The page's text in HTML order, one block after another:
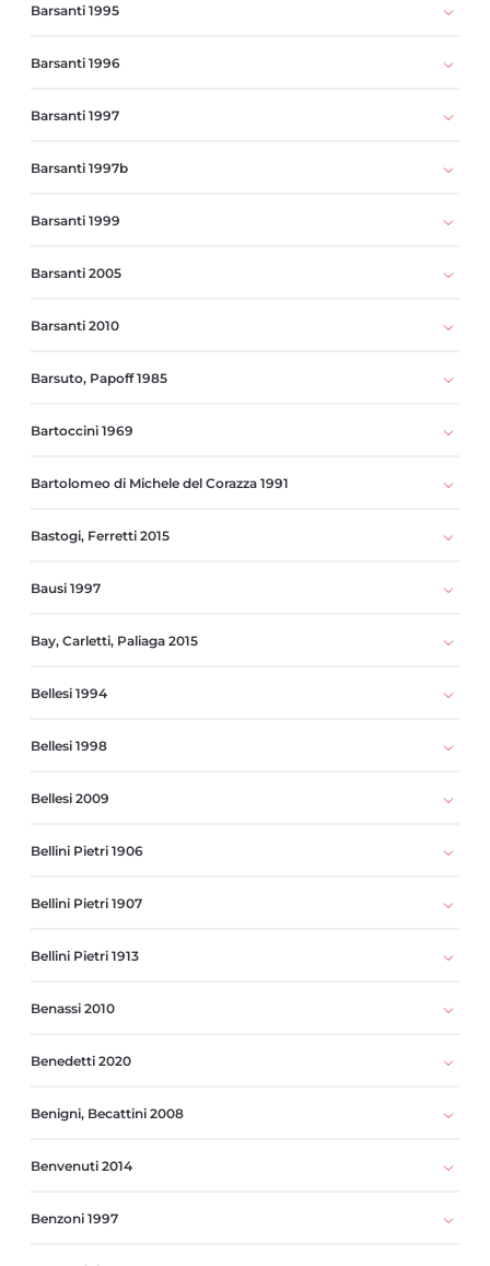
Barsanti 1995
Barsanti 1996
Barsanti 1997
Barsanti 1997b
Barsanti 1999
Barsanti 2005
Barsanti 2010
Barsuto, Papoff 1985
Bartoccini 1969
Bartolomeo di Michele del Corazza 1991
Bastogi, Ferretti 2015
Bausi 1997
Bay, Carletti, Paliaga 2015
Bellesi 1994
Bellesi 1998
Bellesi 2009
Bellini Pietri 1906
Bellini Pietri 1907
Bellini Pietri 1913
Benassi 2010
Benedetti 2020
Benigni, Becattini 2008
Benvenuti 2014
Benzoni 1997